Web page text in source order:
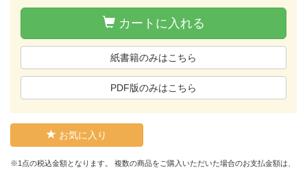
カートに入れる
紙書籍のみはこちら
PDF版のみはこちら
お気に入り
※1点の税込金額となります。 複数の商品をご購入いただいた場合のお支払金額は、